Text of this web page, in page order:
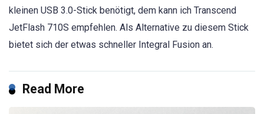
kleinen USB 3.0-Stick benötigt, dem kann ich Transcend
JetFlash 710S empfehlen. Als Alternative zu diesem Stick
bietet sich der etwas schneller Integral Fusion an.
Read More